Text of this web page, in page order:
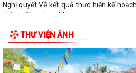
Nghị quyết Về kết quả thực hiện kế
tháng đầu năm; nhiệm vụ,...
Nghị quyết về việc thông qua điều chỉnh,
công trình phải thu hồi đất...
Nghị quyết Sửa đổi, bổ sung bảng giá
THƯ VIỆN ẢNH